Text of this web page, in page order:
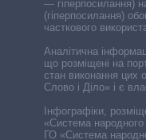
— гіперпосилання)
(гіперпосилання)
часткового
Аналітична
що розміщені на
стан виконання цих
Слово і Діло» і є
Інфографіки,
«Система народного
ГО «Система